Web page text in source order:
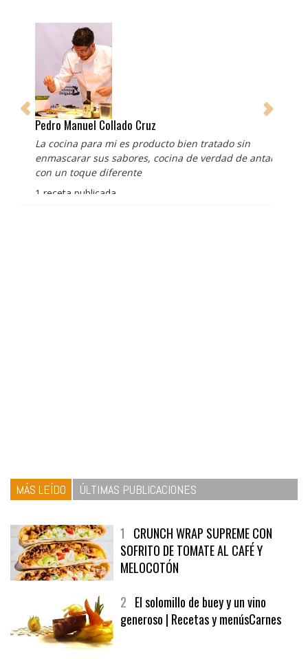
Pedro Manuel Collado Cruz
La cocina para mi es producto bien tratado sin
enmascarar sus sabores, cocina de verdad de antaño
con un toque diferente
1 receta publicada
1CRUNCH WRAP SUPREME CON
SOFRITO DE TOMATE AL CAFÉ Y
MELOCOTÓN
2El solomillo de buey y un vino